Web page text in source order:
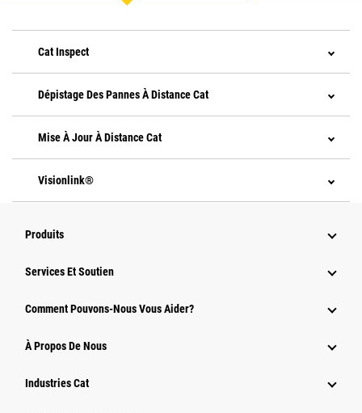
Cat Inspect
Dépistage Des Pannes À Distance Cat
Mise À Jour À Distance Cat
Visionlink®
Produits
Services Et Soutien
Comment Pouvons-Nous Vous Aider?
À Propos De Nous
Industries Cat